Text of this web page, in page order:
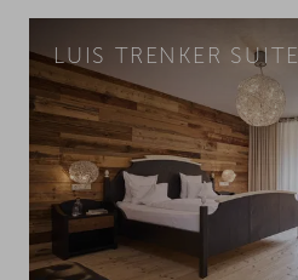
LUIS TRENKER SUITE